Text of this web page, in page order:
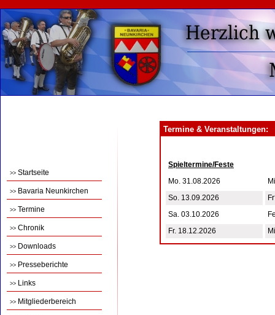
>> Startseite
>> Bavaria Neunkirchen
>> Termine
>> Chronik
>> Downloads
>> Presseberichte
>> Links
>> Mitgliederbereich
Termine & Veranstaltungen:
Spieltermine/Feste
Mo. 31.08.2026
So. 13.09.2026
Sa. 03.10.2026
Fr. 18.12.2026